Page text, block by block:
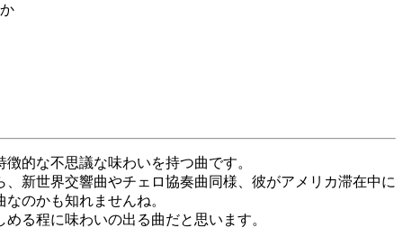
的な不思議な味わいを持つ曲です。
新世界交響曲やチェロ協奏曲同様、彼がアメリカ滞在中に
のかも知れませんね。
る程に味わいの出る曲だと思います。